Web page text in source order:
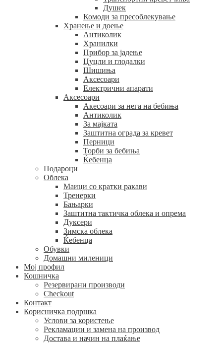
Душек
Комоди за пресоблекување
Хранење и доење
Антиколик
Хранилки
Прибор за јадење
Цуцли и глодалки
Шишиња
Аксесоари
Електрични апарати
Аксесоари
Акесоари за нега на бебиња
Антиколик
За мајката
Заштитна ограда за кревет
Перници
Торби за бебиња
Ќебенца
Подароци
Облека
Маици со кратки ракави
Тренерки
Бањарки
Заштитна тактичка облека и опрема
Дуксери
Зимска облека
Ќебенца
Обувки
Домашни миленици
Мој профил
Кошничка
Резервирани производи
Checkout
Контакт
Корисничка подршка
Услови за користење
Рекламации и замена на производ
Достава и начин на плаќање